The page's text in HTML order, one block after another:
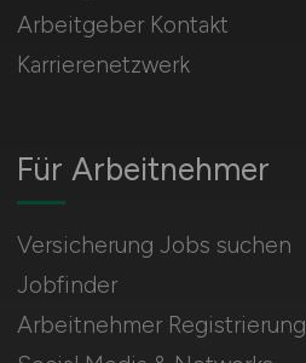
Für Arbeitnehmer
Versicherung Jobs suchen
Jobfinder
Arbeitnehmer Registrierung
Arbeitgeber Kontakt
Karrierenetzwerk